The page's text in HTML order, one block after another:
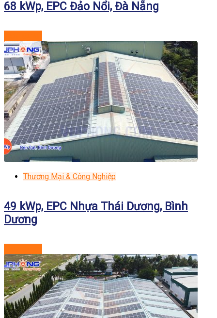
68 kWp, EPC Đảo Nổi, Đà Nẵng
Thương Mại & Công Nghiệp
49 kWp, EPC Nhựa Thái Dương, Bình
Dương